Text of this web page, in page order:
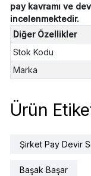
pay kavramı ve
incelenmektedir.
Diğer Özellikler
Stok Kodu
Marka
Ürün
Şirket Pay Devir
Başak Başar